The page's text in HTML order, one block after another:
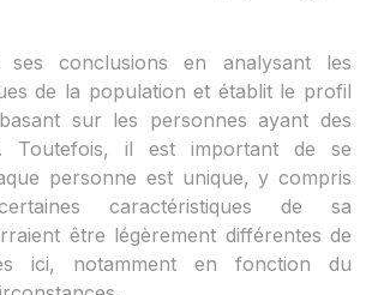
conclusions en analysant les
de la population et établit le profil
sur les personnes ayant des
Toutefois, il est important de se
personne est unique, y compris
caractéristiques de sa
être légèrement différentes de
ici, notamment en fonction du